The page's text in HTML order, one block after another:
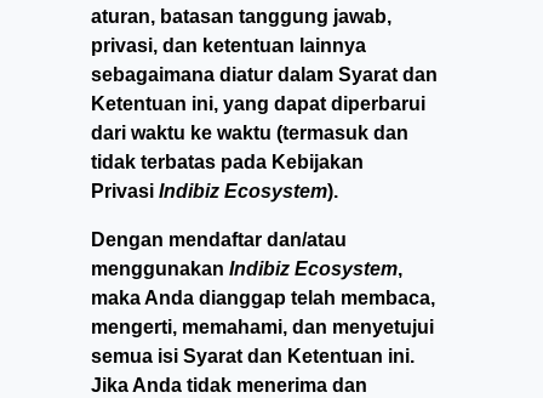
aturan, batasan tanggung jawab,
privasi, dan ketentuan lainnya
sebagaimana diatur dalam Syarat dan
Ketentuan ini, yang dapat diperbarui
dari waktu ke waktu (termasuk dan
tidak terbatas pada Kebijakan
Privasi Indibiz Ecosystem).
Dengan mendaftar dan/atau
menggunakan Indibiz Ecosystem,
maka Anda dianggap telah membaca,
mengerti, memahami, dan menyetujui
semua isi Syarat dan Ketentuan ini.
Jika Anda tidak menerima dan